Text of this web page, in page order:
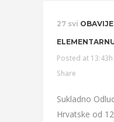
27 svi
Posted at 13:43h
Share
Sukladno
Hrvatske od